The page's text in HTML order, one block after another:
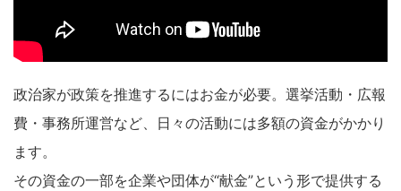
政治家が政策を推進するにはお金が必要。選挙活動・広報
費・事務所運営など、日々の活動には多額の資金がかかり
ます。
その資金の一部を企業や団体が“献金”という形で提供する